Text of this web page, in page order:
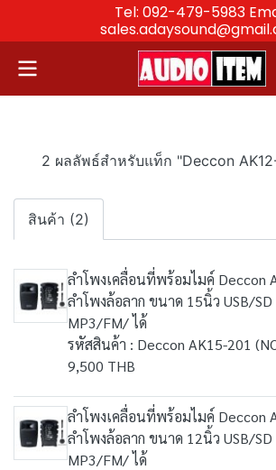
Tel: 092-479-5983
2 ผลลัพธ์สำหรับแท็ก "Deccon
สินค้า (2)
ลำโพงเคลื่อนที่พร้อมไมค์ Deccon
ลำโพงล้อลาก ขนาด 15นิ้ว USB/
MP3/FM/ ได้
รหัสสินค้า : Deccon AK15-201
9,500 THB
ลำโพงเคลื่อนที่พร้อมไมค์ Deccon
ลำโพงล้อลาก ขนาด 12นิ้ว USB/
MP3/FM/ ได้